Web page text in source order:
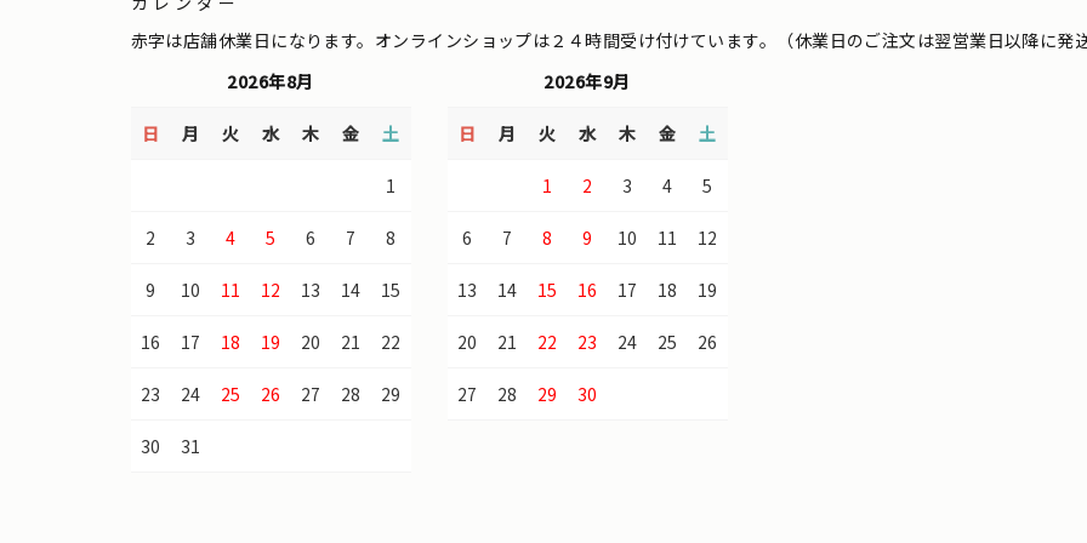
赤字は店舗休業日になります。オンラインショップは２４時間受け付けています。（休業日のご注文は翌営業日以降に発
2026年8月
日 月 火 水 木 金 土
1
2 3 4 5 6 7 8
9 10 11 12 13 14 15
16 17 18 19 20 21 22
23 24 25 26 27 28 29
30 31
2026年9月
日 月 火 水 木 金 土
1 2 3 4 5
6 7 8 9 10 11 12
13 14 15 16 17 18 19
20 21 22 23 24 25 26
27 28 29 30